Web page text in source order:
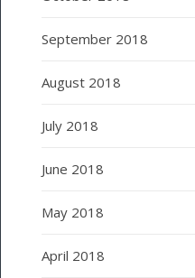
September 2018
August 2018
July 2018
June 2018
May 2018
April 2018